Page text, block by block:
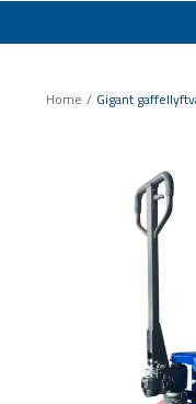
Home / Gigant